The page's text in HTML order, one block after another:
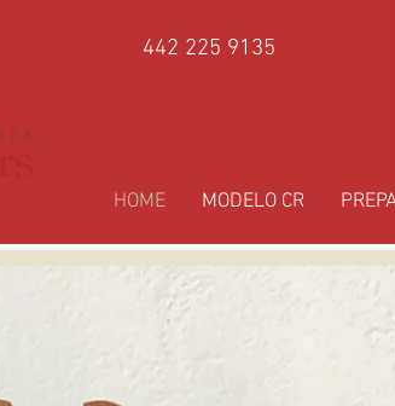
HOME MODELO CR
442 225 9135
CON